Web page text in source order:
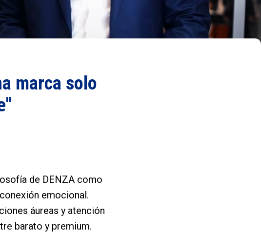
marca solo
de DENZA como
emocional.
áureas y atención
barato y premium.